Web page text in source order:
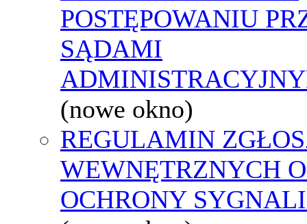
POSTĘPOWANIU
SĄDAMI
(nowe okno)
REGULAMIN
WEWNĘTRZNYCH
OCHRONY